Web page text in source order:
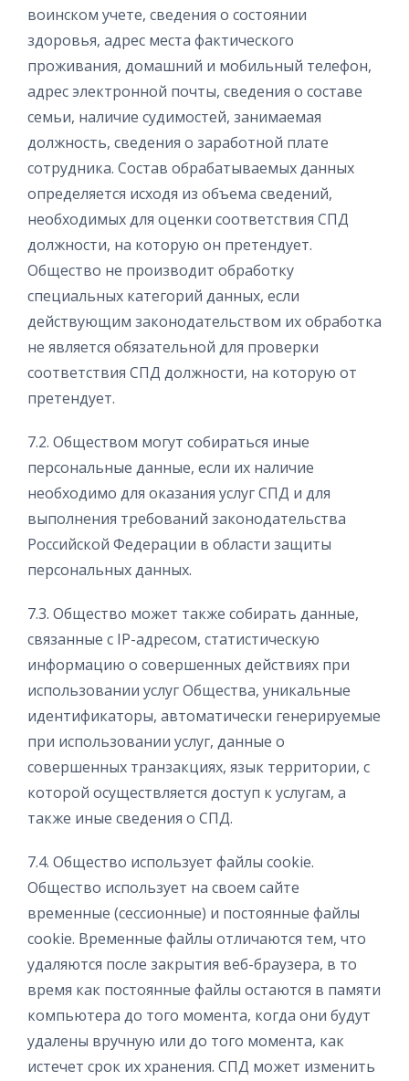
воинском учете, сведения о состоянии
здоровья, адрес места фактического
проживания, домашний и мобильный телефон,
адрес электронной почты, сведения о составе
семьи, наличие судимостей, занимаемая
должность, сведения о заработной плате
сотрудника. Состав обрабатываемых данных
определяется исходя из объема сведений,
необходимых для оценки соответствия СПД
должности, на которую он претендует.
Общество не производит обработку
специальных категорий данных, если
действующим законодательством их обработка
не является обязательной для проверки
соответствия СПД должности, на которую от
претендует.
7.2. Обществом могут собираться иные
персональные данные, если их наличие
необходимо для оказания услуг СПД и для
выполнения требований законодательства
Российской Федерации в области защиты
персональных данных.
7.3. Общество может также собирать данные,
связанные с IP-адресом, статистическую
информацию о совершенных действиях при
использовании услуг Общества, уникальные
идентификаторы, автоматически генерируемые
при использовании услуг, данные о
совершенных транзакциях, язык территории, с
которой осуществляется доступ к услугам, а
также иные сведения о СПД.
7.4. Общество использует файлы cookie.
Общество использует на своем сайте
временные (сессионные) и постоянные файлы
cookie. Временные файлы отличаются тем, что
удаляются после закрытия веб-браузера, в то
время как постоянные файлы остаются в памяти
компьютера до того момента, когда они будут
удалены вручную или до того момента, как
истечет срок их хранения. СПД может изменить